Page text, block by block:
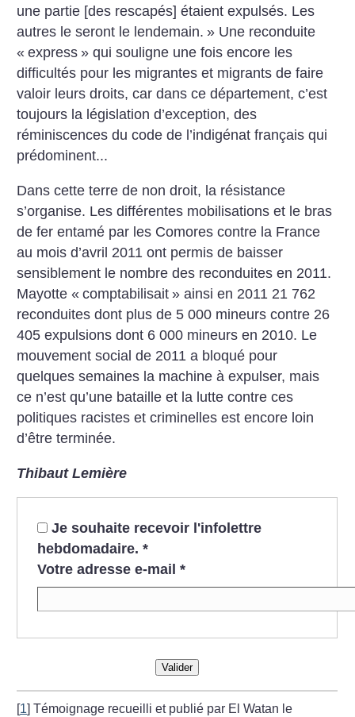
une partie [des rescapés] étaient expulsés. Les
autres le seront le lendemain. » Une reconduite
« express » qui souligne une fois encore les
difficultés pour les migrantes et migrants de faire
valoir leurs droits, car dans ce département, c’est
toujours la législation d’exception, des
réminiscences du code de l’indigénat français qui
prédominent...
Dans cette terre de non droit, la résistance
s’organise. Les différentes mobilisations et le bras
de fer entamé par les Comores contre la France
au mois d’avril 2011 ont permis de baisser
sensiblement le nombre des reconduites en 2011.
Mayotte « comptabilisait » ainsi en 2011 21 762
reconduites dont plus de 5 000 mineurs contre 26
405 expulsions dont 6 000 mineurs en 2010. Le
mouvement social de 2011 a bloqué pour
quelques semaines la machine à expulser, mais
ce n’est qu’une bataille et la lutte contre ces
politiques racistes et criminelles est encore loin
d’être terminée.
Thibaut Lemière
Je souhaite recevoir l'infolettre
hebdomadaire. *
Votre adresse e-mail *
Valider
[1]Témoignage recueilli et publié par El Watan le